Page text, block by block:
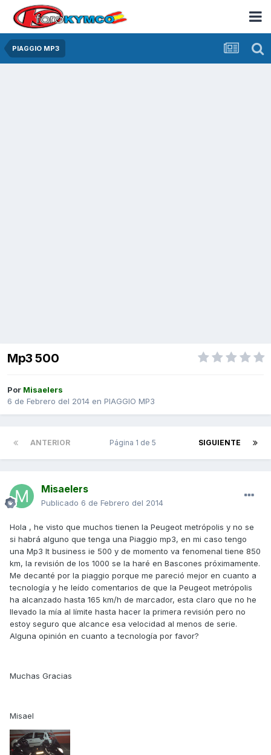
PIAGGIO MP3
Mp3 500
Por Misaelers
6 de Febrero del 2014 en PIAGGIO MP3
ANTERIOR SIGUIENTE
Página 1 de 5
Misaelers
Publicado 6 de Febrero del 2014
Hola , he visto que muchos tienen la Peugeot metrópolis y no se
si habrá alguno que tenga una Piaggio mp3, en mi caso tengo
una Mp3 lt business ie 500 y de momento va fenomenal tiene 850
km, la revisión de los 1000 se la haré en Bascones próximamente.
Me decanté por la piaggio porque me pareció mejor en cuanto a
tecnología y he leído comentarios de que la Peugeot metrópolis
ha alcanzado hasta 165 km/h de marcador, esta claro que no he
llevado la mía al límite hasta hacer la primera revisión pero no
estoy seguro que alcance esa velocidad al menos de serie.
Alguna opinión en cuanto a tecnología por favor?
Muchas Gracias
Misael